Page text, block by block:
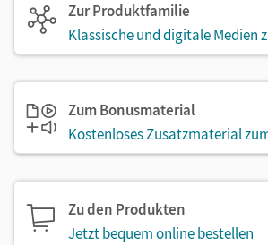
Zur Produktfamilie
Klassische und digitale Medien
Zum Bonusmaterial
Kostenloses Zusatzmaterial
Zu den Produkten
Jetzt bequem online bestellen